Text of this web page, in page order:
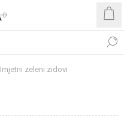
zeleni zidovi